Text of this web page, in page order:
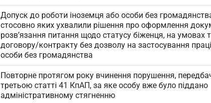
Допуск до роботи іноземця або особи без
стосовно яких ухвалили рішення про оформлення
розв’язання питання щодо статусу біженця, на умовах
договору/контракту без дозволу на застосування
особи без громадянства
Повторне протягом року вчинення порушення,
третьою статті 41 КпАП, за яке особу вже було піддано
адміністративному стягненню